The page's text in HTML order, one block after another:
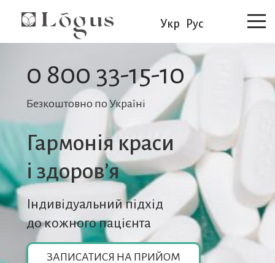
Укр Рус
0 800 33-15-10
Безкоштовно по Україні
Гармонія краси
i здоров’я
Індивідуальний підхід
до кожного пацієнта
ЗАПИСАТИСЯ НА ПРИЙОМ